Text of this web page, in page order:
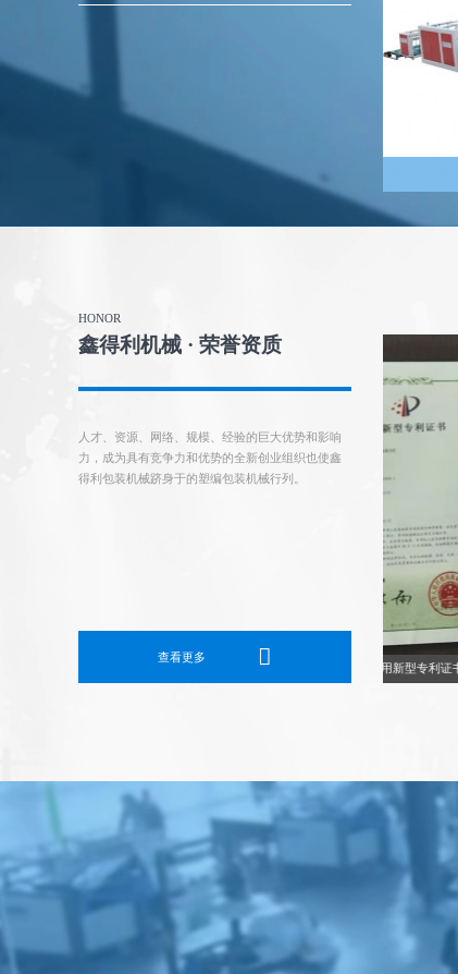
HONOR
鑫得利机械 · 荣誉资质
人才、资源、网络、规模、经验的巨大优势和影响
力，成为具有竞争力和优势的全新创业组织也使鑫
得利包装机械跻身于的塑编包装机械行列。
查看更多
实用新型专利证书